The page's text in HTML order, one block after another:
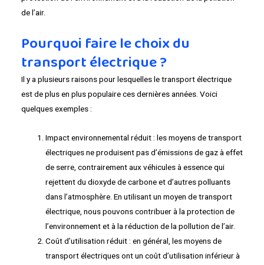
de l’air.
Pourquoi faire le choix du
transport électrique ?
Il y a plusieurs raisons pour lesquelles le transport électrique
est de plus en plus populaire ces dernières années. Voici
quelques exemples :
Impact environnemental réduit : les moyens de transport
électriques ne produisent pas d’émissions de gaz à effet
de serre, contrairement aux véhicules à essence qui
rejettent du dioxyde de carbone et d’autres polluants
dans l’atmosphère. En utilisant un moyen de transport
électrique, nous pouvons contribuer à la protection de
l’environnement et à la réduction de la pollution de l’air.
Coût d’utilisation réduit : en général, les moyens de
transport électriques ont un coût d’utilisation inférieur à